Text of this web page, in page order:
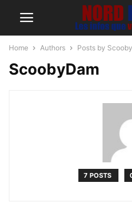
Home Authors Posts by
ScoobyDam
7 POSTS